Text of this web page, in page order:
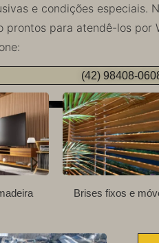
e condições especiais.
prontos para atendê-los por
(42) 98408-
Brises fixos e